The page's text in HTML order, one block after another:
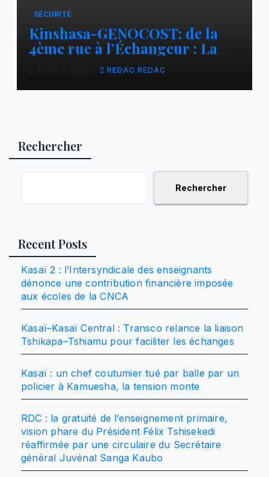
SÉCURITÉ
Kinshasa-GENOCOST: de la
4ème rue à l’Échangeur : La
jeunesse répond présente pour
les victimes du GENOCOST
REDAC REDAC
Rechercher
Rechercher
Recent Posts
Kasaï 2 : l’Intersyndicale des enseignants
dénonce une contribution financière imposée
aux écoles de la CNCA
Kasaï–Kasaï Central : Transco relance la liaison
Tshikapa–Tshiamu pour faciliter les échanges
Kasaï : un chef coutumier tué par balle par un
policier à Kamuesha, la tension monte
RDC : la gratuité de l’enseignement primaire,
vision phare du Président Félix Tshisekedi
réaffirmée par une circulaire du Secrétaire
général Juvénal Sanga Kaubo